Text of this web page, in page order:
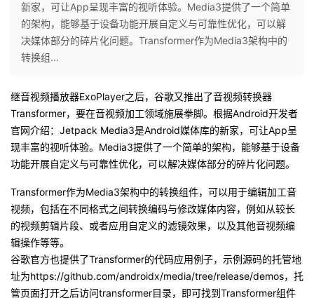
人
主
页
我
的
开
发
者
我
的
博
客
我
的
论
我
的
我
新家，可让App呈现丰富的视听体验。Media3提供了一个简单
的架构，能够基于设备功能开展自定义与可靠性优化，可以解
决媒体部分的碎片化问题。Transformer作为Media3架构中的
转换组...
继音视频播放器ExoPlayer之后，谷歌又推出了音视频转换器
Transformer，要在音视频加工领域施展拳脚。根据Android开发者
官网介绍：Jetpack Media3是Android媒体库的新家，可让App呈
现丰富的视听体验。Media3提供了一个简单的架构，能够基于设备
功能开展自定义与可靠性优化，可以解决媒体部分的碎片化问题。
Transformer作为Media3架构中的转换组件，可以用于编辑加工音
视频，包括在不同格式之间转换编码与修改媒体内容，例如从较长
的视频剪辑片段、或者应用自定义的滤镜效果，以及其他音视频编
辑操作等等。
谷歌官方也提供了Transformer的代码应用例子，示例源码的托管地
址为https://github.com/androidx/media/tree/release/demos，托
管页面打开之后访问transformer目录，即可找到Transformer组件